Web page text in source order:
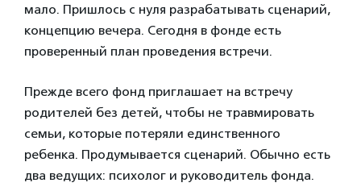
мало. Пришлось с нуля разрабатывать сценарий,
концепцию вечера. Сегодня в фонде есть
проверенный план проведения встречи.
Прежде всего фонд приглашает на встречу
родителей без детей, чтобы не травмировать
семьи, которые потеряли единственного
ребенка. Продумывается сценарий. Обычно есть
два ведущих: психолог и руководитель фонда.